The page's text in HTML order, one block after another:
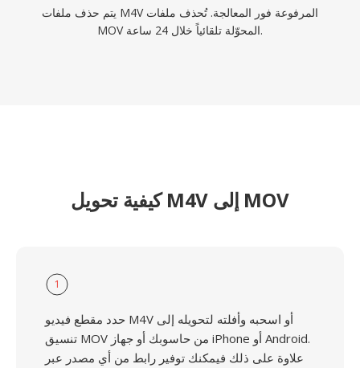
يتم حذف ملفات M4V المرفوعة فور المعالجة. تُحذف ملفات
MOV المحوّلة تلقائياً خلال 24 ساعة.
كيفية تحويل M4V إلى MOV
1
حدد مقطع فيديو M4V أو اسحبه وأفلته لتحويله إلى
تنسيق MOV من حاسوبك أو جهاز iPhone أو Android.
علاوة على ذلك فيمكنك توفير رابط من أي مصدر عبر